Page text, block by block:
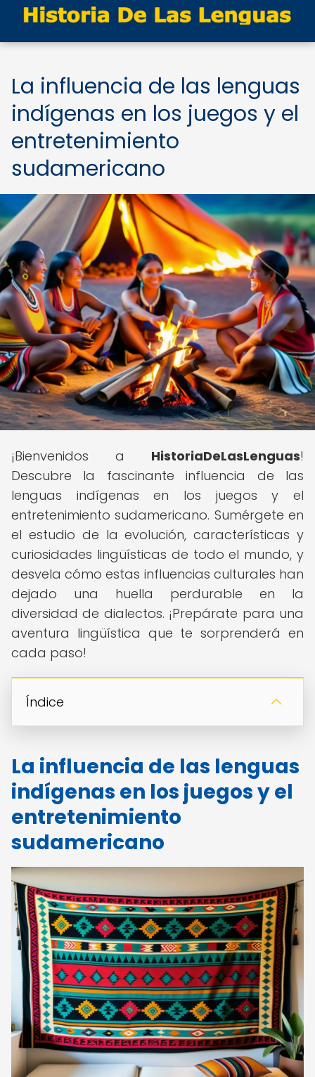
La influencia de las lenguas
indígenas en los juegos y el
entretenimiento
sudamericano
¡Bienvenidos a HistoriaDeLasLenguas!
Descubre la fascinante influencia de las
lenguas indígenas en los juegos y el
entretenimiento sudamericano. Sumérgete en
el estudio de la evolución, características y
curiosidades lingüísticas de todo el mundo, y
desvela cómo estas influencias culturales han
dejado una huella perdurable en la
diversidad de dialectos. ¡Prepárate para una
aventura lingüística que te sorprenderá en
cada paso!
Índice
La influencia de las lenguas
indígenas en los juegos y el
entretenimiento
sudamericano